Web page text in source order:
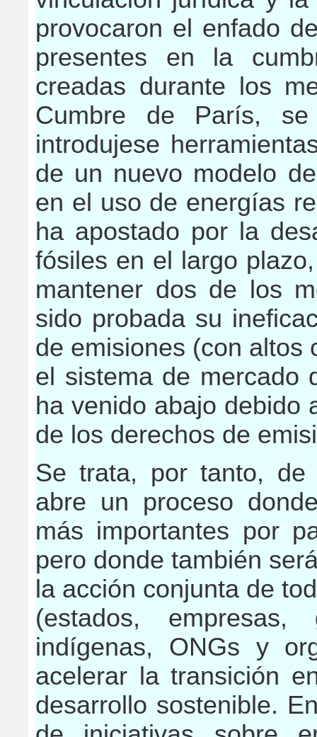
provocaron el enfado
presentes en la
creadas durante los
Cumbre de París,
introdujese
de un nuevo modelo
en el uso de energías
ha apostado por la
fósiles en el largo
mantener dos de los
sido probada su
de emisiones (con altos
el sistema de mercado
ha venido abajo debido
de los derechos de
Se trata, por tanto,
abre un proceso
más importantes por
pero donde también
la acción conjunta de
(estados, empresas,
indígenas, ONGs y
acelerar la transición
desarrollo sostenible.